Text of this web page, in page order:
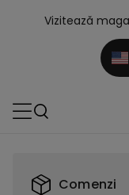
Vizitează
Comenzi